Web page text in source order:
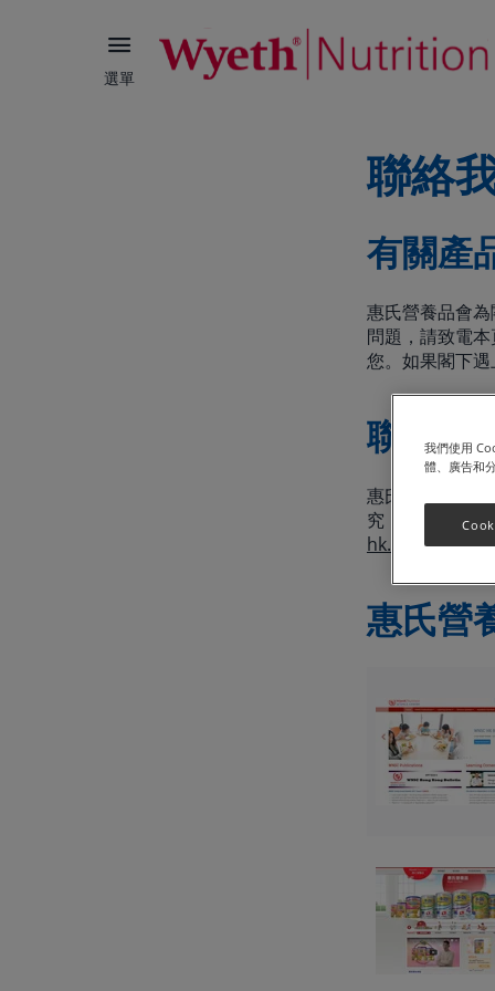
選單
聯絡
有關產
惠氏營養品會
問題，請致電
您。如果閣下
聯絡惠
惠氏營養科學
究，從而推廣
惠氏營
我們使用
體、廣告和